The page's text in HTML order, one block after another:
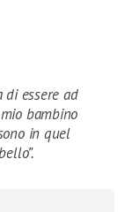
di essere ad
bambino
in quel